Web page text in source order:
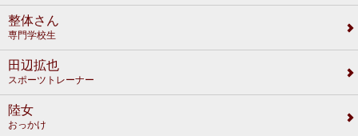
整体さん
専門学校生
田辺拡也
スポーツトレーナー
陸女
おっかけ